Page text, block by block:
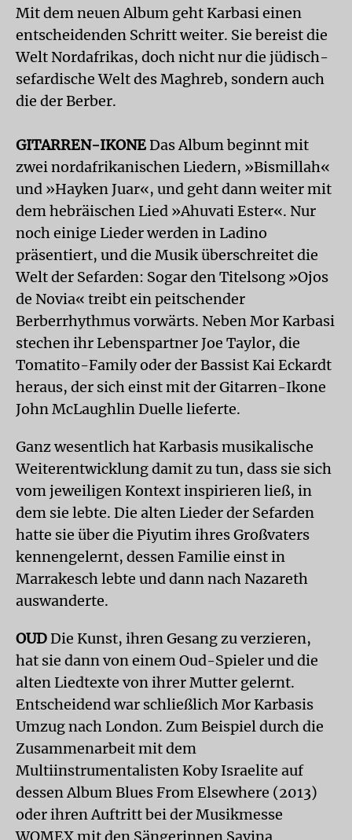
Mit dem neuen Album geht Karbasi einen
entscheidenden Schritt weiter. Sie bereist die
Welt Nordafrikas, doch nicht nur die jüdisch-
sefardische Welt des Maghreb, sondern auch
die der Berber.
GITARREN-IKONE Das Album beginnt mit
zwei nordafrikanischen Liedern, »Bismillah«
und »Hayken Juar«, und geht dann weiter mit
dem hebräischen Lied »Ahuvati Ester«. Nur
noch einige Lieder werden in Ladino
präsentiert, und die Musik überschreitet die
Welt der Sefarden: Sogar den Titelsong »Ojos
de Novia« treibt ein peitschender
Berberrhythmus vorwärts. Neben Mor Karbasi
stechen ihr Lebenspartner Joe Taylor, die
Tomatito-Family oder der Bassist Kai Eckardt
heraus, der sich einst mit der Gitarren-Ikone
John McLaughlin Duelle lieferte.
Ganz wesentlich hat Karbasis musikalische
Weiterentwicklung damit zu tun, dass sie sich
vom jeweiligen Kontext inspirieren ließ, in
dem sie lebte. Die alten Lieder der Sefarden
hatte sie über die Piyutim ihres Großvaters
kennengelernt, dessen Familie einst in
Marrakesch lebte und dann nach Nazareth
auswanderte.
OUD Die Kunst, ihren Gesang zu verzieren,
hat sie dann von einem Oud-Spieler und die
alten Liedtexte von ihrer Mutter gelernt.
Entscheidend war schließlich Mor Karbasis
Umzug nach London. Zum Beispiel durch die
Zusammenarbeit mit dem
Multiinstrumentalisten Koby Israelite auf
dessen Album Blues From Elsewhere (2013)
oder ihren Auftritt bei der Musikmesse
WOMEX mit den Sängerinnen Savina